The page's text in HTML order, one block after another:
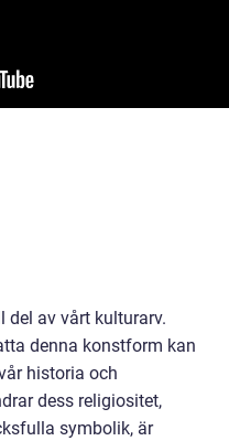
del av vårt kulturarv.
denna konstform kan
historia och
dess religiositet,
symbolik, är